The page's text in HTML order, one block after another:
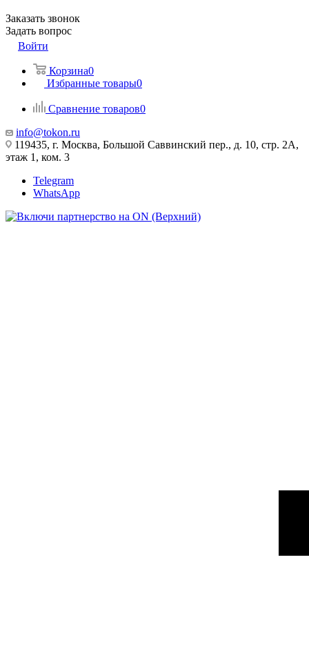
Заказать звонок
Задать вопрос
Войти
Корзина0
Избранные товары0
Сравнение товаров0
info@tokon.ru
119435, г. Москва, Большой Саввинский пер., д. 10, стр. 2А,
этаж 1, ком. 3
Telegram
WhatsApp